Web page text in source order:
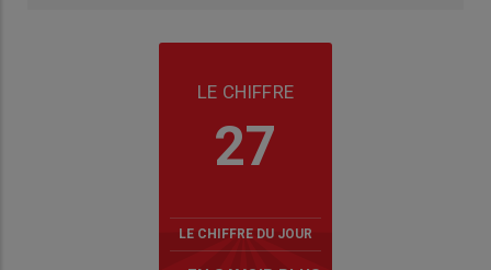
LE CHIFFRE
27
LE CHIFFRE DU JOUR